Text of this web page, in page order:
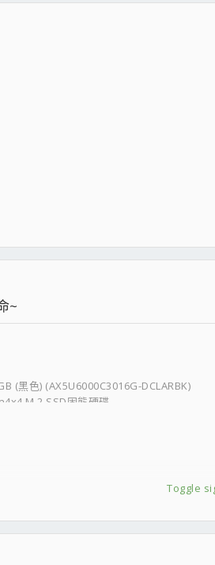
~
Toggle
(黑色) (AX5U6000C3016G-DCLARBK)
M.2 SSD固態硬碟